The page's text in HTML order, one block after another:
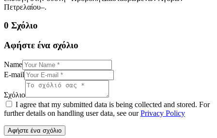
Πετρελαίου–.
0 Σχόλιο
Αφήστε ένα σχόλιο
Name
E-mail
Σχόλιο
I agree that my submitted data is being collected and stored. For
further details on handling user data, see ourPrivacy Policy